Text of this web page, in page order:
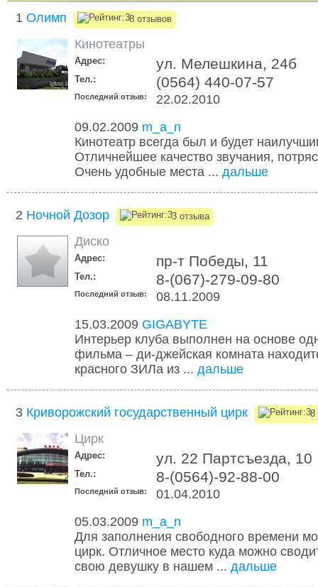
1 Олимп 8 отзывов
Кинотеатры
Адрес: ул. Мелешкина, 24б
Тел.: (0564) 440-07-57
Последний отзыв:
22.02.2010
09.02.2009 m_a_n
Кинотеатр всегда был и будет
Отличнейшее качество звучания,
Очень удобные места ... дальше
2 Ночной Дозор 3 отзыва
Диско
Адрес: пр-т Победы, 11
Тел.: 8-(067)-279-09-80
Последний отзыв:
08.11.2009
15.03.2009 GIGABYTE
Интерьер клуба выполнен на основе
фильма – ди-джейская комната
красного ЗИЛа из ... дальше
3 Криворожский государственный цирк 8
Цирк
Адрес: ул. 22 Партсъезда, 10
Тел.: 8-(0564)-92-88-00
Последний отзыв:
01.04.2010
05.03.2009 m_a_n
Для заполнения свободного времени
цирк. Отличное место куда можно
свою девушку в нашем ... дальше